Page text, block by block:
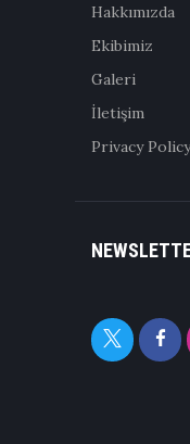
Hakkımızda
Ekibimiz
Galeri
İletişim
Privacy Policy